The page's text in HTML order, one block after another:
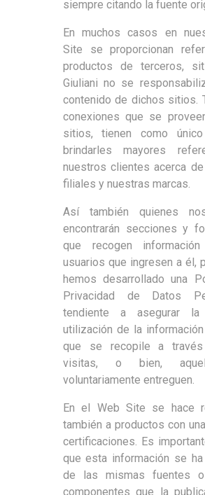
siempre citando la fuente
En muchos casos en
Site se proporcionan
productos de terceros,
Giuliani no se
contenido de dichos sitios.
conexiones que se
sitios, tienen como
brindarles mayores
nuestros clientes acerca
filiales y nuestras marcas.
Así también quienes
encontrarán secciones y
que recogen
usuarios que ingresen a él,
hemos desarrollado una
Privacidad de Datos
tendiente a asegurar la
utilización de la
que se recopile a
visitas, o bien,
voluntariamente entreguen.
En el Web Site se hace
también a productos con
certificaciones. Es
que esta información se
de las mismas fuentes
componentes que la